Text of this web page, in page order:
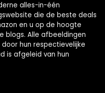
alles-in-één
die de beste deals
en u op de hoogte
blogs. Alle afbeeldingen
hun respectievelijke
is afgeleid van hun